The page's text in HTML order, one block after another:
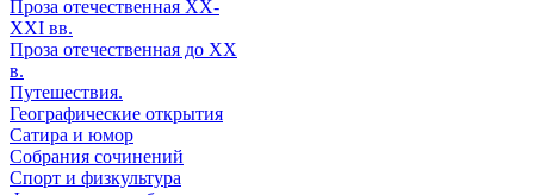
Проза отечественная XX-
XXI вв.
Проза отечественная до XX
в.
Путешествия.
Географические открытия
Сатира и юмор
Собрания сочинений
Спорт и физкультура